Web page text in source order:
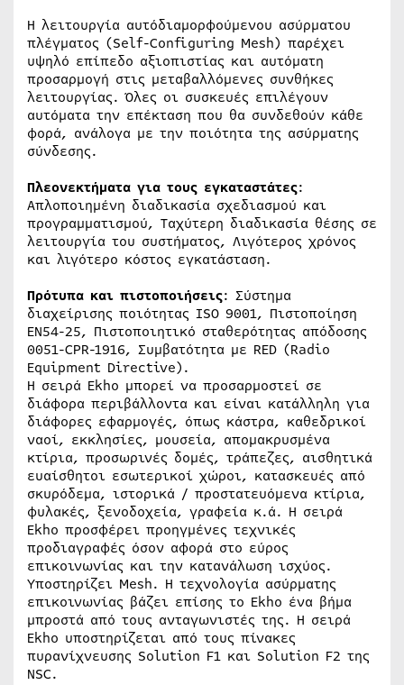
Η λειτουργία αυτόδιαμορφούμενου ασύρματου
πλέγματος (Self-Configuring Mesh) παρέχει
υψηλό επίπεδο αξιοπιστίας και αυτόματη
προσαρμογή στις μεταβαλλόμενες συνθήκες
λειτουργίας. Όλες οι συσκευές επιλέγουν
αυτόματα την επέκταση που θα συνδεθούν κάθε
φορά, ανάλογα με την ποιότητα της ασύρματης
σύνδεσης.
Πλεονεκτήματα για τους εγκαταστάτες:
Απλοποιημένη διαδικασία σχεδιασμού και
προγραμματισμού, Ταχύτερη διαδικασία θέσης σε
λειτουργία του συστήματος, Λιγότερος χρόνος
και λιγότερο κόστος εγκατάσταση.
Πρότυπα και πιστοποιήσεις: Σύστημα
διαχείρισης ποιότητας ISO 9001, Πιστοποίηση
EN54-25, Πιστοποιητικό σταθερότητας απόδοσης
0051-CPR-1916, Συμβατότητα με RED (Radio
Equipment Directive).
Η σειρά Ekho μπορεί να προσαρμοστεί σε
διάφορα περιβάλλοντα και είναι κατάλληλη για
διάφορες εφαρμογές, όπως κάστρα, καθεδρικοί
ναοί, εκκλησίες, μουσεία, απομακρυσμένα
κτίρια, προσωρινές δομές, τράπεζες, αισθητικά
ευαίσθητοι εσωτερικοί χώροι, κατασκευές από
σκυρόδεμα, ιστορικά / προστατευόμενα κτίρια,
φυλακές, ξενοδοχεία, γραφεία κ.ά. Η σειρά
Ekho προσφέρει προηγμένες τεχνικές
προδιαγραφές όσον αφορά στο εύρος
επικοινωνίας και την κατανάλωση ισχύος.
Υποστηρίζει Mesh. Η τεχνολογία ασύρματης
επικοινωνίας βάζει επίσης το Ekho ένα βήμα
μπροστά από τους ανταγωνιστές της. Η σειρά
Ekho υποστηρίζεται από τους πίνακες
πυρανίχνευσης Solution F1 και Solution F2 της
NSC.